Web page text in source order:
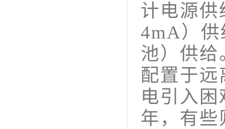
计电源供
4mA）
池）供给
配置于
电引入
年，有些